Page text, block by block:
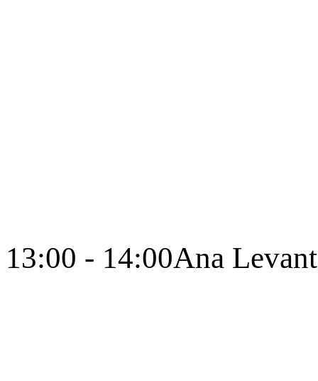
13:00 - 14:00Ana Levant